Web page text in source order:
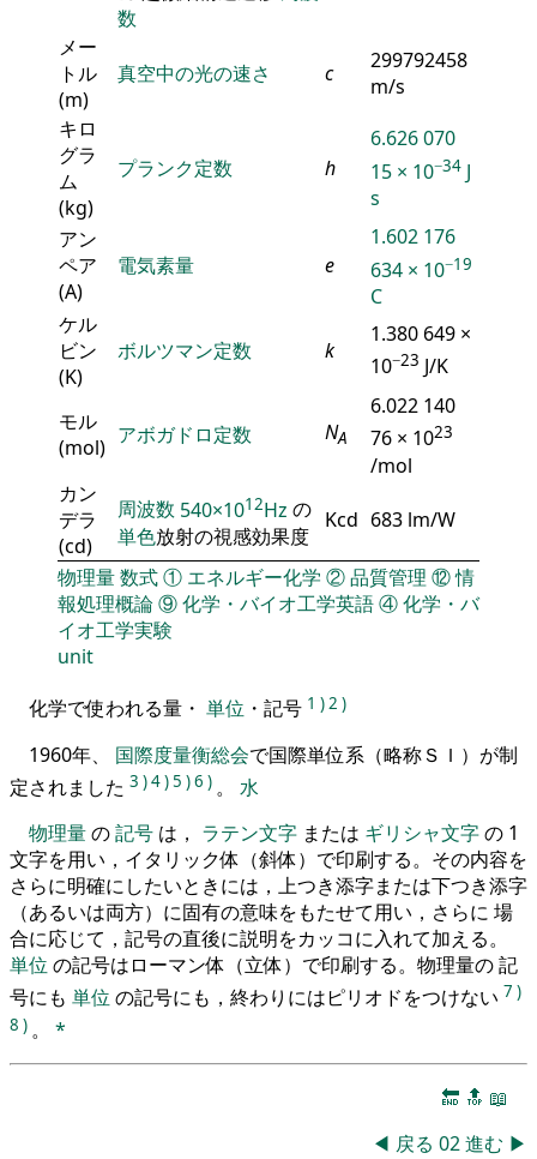
数
メー
トル
(m)
真空中の光の速さ c
299792458
m/s
キロ
グラ
ム
(kg)
プランク定数 h
6.626 070
15 × 10−34 J
s
アン
ペア
(A)
電気素量 e
1.602 176
634 × 10−19
C
ケル
ビン
(K)
ボルツマン定数 k
1.380 649 ×
10−23 J/K
モル
(mol) アボガドロ定数 NA
6.022 140
76 × 1023
/mol
カン
デラ
(cd)
周波数 540×1012Hz の
単色放射の視感効果度
Kcd 683 lm/W
物理量数式① エネルギー化学 ②品質管理 ⑫情
報処理概論⑨化学・バイオ工学英語④化学・バ
イオ工学実験
unit
化学で使われる量・ 単位 ・記号 1 ) 2 )
1960年、 国際度量衡総会で国際単位系（略称ＳＩ）が制
定されました 3 )4)5 )6 ) 。 水
物理量の記号 は， ラテン文字 または ギリシャ文字の 1
文字を用い，イタリック体（斜体）で印刷する。その内容を
さらに明確にしたいときには，上つき添字または下つき添字
（あるいは両方）に固有の意味をもたせて用い，さらに 場
合に応じて，記号の直後に説明をカッコに入れて加える。
単位 の記号はローマン体（立体）で印刷する。物理量の 記
号にも 単位 の記号にも，終わりにはピリオドをつけない 7 )
8 ) 。 *
🔚 🔝 📖
◀ 戻る 02進む ▶